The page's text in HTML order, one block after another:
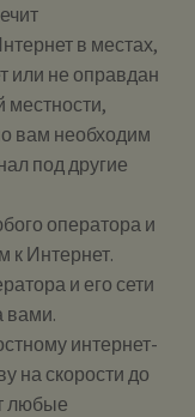
в местах,
или не оправдан
местности,
вам необходим
под другие
оператора и
к Интернет.
и его сети
вами.
интернет-
на скорости до
любые